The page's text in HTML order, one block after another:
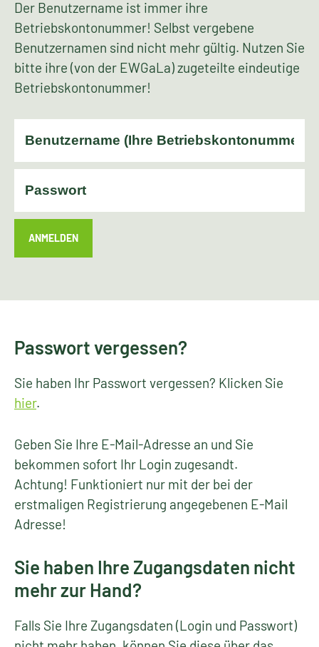
Der Benutzername ist immer ihre
Betriebskontonummer! Selbst vergebene
Benutzernamen sind nicht mehr gültig. Nutzen Sie
bitte ihre (von der EWGaLa) zugeteilte eindeutige
Betriebskontonummer!
ANMELDEN
Passwort vergessen?
Sie haben Ihr Passwort vergessen? Klicken Sie
hier.
Geben Sie Ihre E-Mail-Adresse an und Sie
bekommen sofort Ihr Login zugesandt.
Achtung! Funktioniert nur mit der bei der
erstmaligen Registrierung angegebenen E-Mail
Adresse!
Sie haben Ihre Zugangsdaten nicht
mehr zur Hand?
Falls Sie Ihre Zugangsdaten (Login und Passwort)